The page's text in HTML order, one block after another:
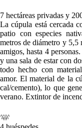
7 hectáreas privadas y
La cúpula está cercada
patio con especies
metros de diámetro y 5,5
amigos, hasta 4
y una sala de estar con
todo hecho con
amor. El material de la
cal/cemento), lo que
verano. Extintor de